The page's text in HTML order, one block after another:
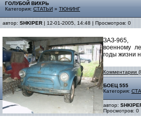
ГОЛУБОЙ ВИХРЬ
Категория: СТАТЬИ » ТЮНИНГ
автор: SHKIPER | 12-01-2005, 14:48 | Просмотров: 0
ЗАЗ-965,
военному
годы жизни
Комментарии
БОЕЦ 555
Категория:
автор:
Просмотров: 0